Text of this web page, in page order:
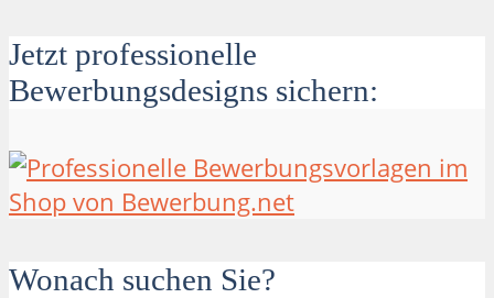
Jetzt professionelle
Bewerbungsdesigns sichern:
Wonach suchen Sie?